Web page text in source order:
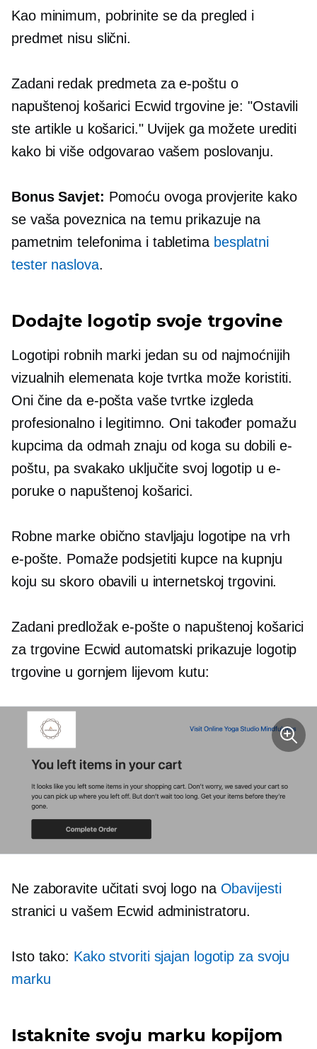
Kao minimum, pobrinite se da pregled i
predmet nisu slični.
Zadani redak predmeta za e-poštu o
napuštenoj košarici Ecwid trgovine je: "Ostavili
ste artikle u košarici." Uvijek ga možete urediti
kako bi više odgovarao vašem poslovanju.
Bonus Savjet: Pomoću ovoga provjerite kako
se vaša poveznica na temu prikazuje na
pametnim telefonima i tabletima besplatni
tester naslova.
Dodajte logotip svoje trgovine
Logotipi robnih marki jedan su od najmoćnijih
vizualnih elemenata koje tvrtka može koristiti.
Oni čine da e-pošta vaše tvrtke izgleda
profesionalno i legitimno. Oni također pomažu
kupcima da odmah znaju od koga su dobili e-
poštu, pa svakako uključite svoj logotip u e-
poruke o napuštenoj košarici.
Robne marke obično stavljaju logotipe na vrh
e-pošte. Pomaže podsjetiti kupce na kupnju
koju su skoro obavili u internetskoj trgovini.
Zadani predložak e-pošte o napuštenoj košarici
za trgovine Ecwid automatski prikazuje logotip
trgovine u gornjem lijevom kutu:
Ne zaboravite učitati svoj logo na Obavijesti
stranici u vašem Ecwid administratoru.
Isto tako: Kako stvoriti sjajan logotip za svoju
marku
Istaknite svoju marku kopijom